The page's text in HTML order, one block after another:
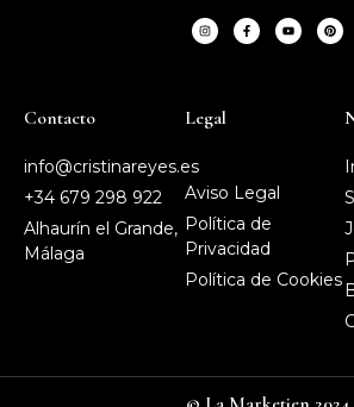
Contacto
info@cristinareyes.es
+34 679 298 922
Alhaurín el Grande,
Málaga
Legal
Aviso Legal
Política de
Privacidad
Política de Cookies